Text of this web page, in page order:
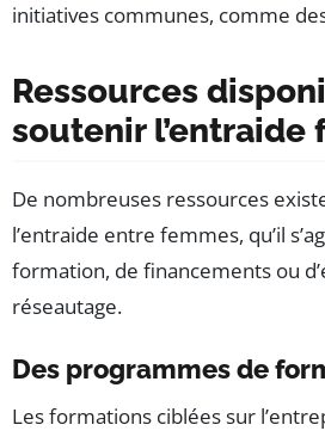
initiatives communes, comme
Ressources
soutenir l’entraide
De nombreuses ressources
l’entraide entre femmes, qu’il
formation, de financements ou
réseautage.
Des programmes de
Les formations ciblées sur